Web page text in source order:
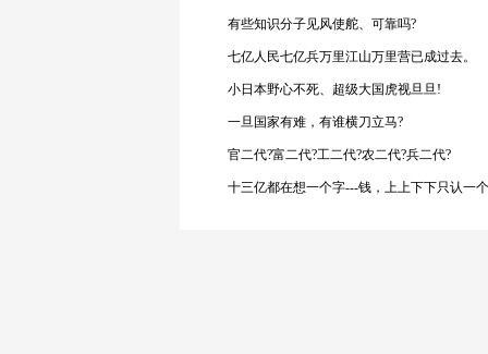
有些知识分子见风使舵、可靠吗?
七亿人民七亿兵万里江山万里营已成过去。
小日本野心不死、超级大国虎视旦旦!
一旦国家有难，有谁横刀立马?
官二代?富二代?工二代?农二代?兵二代?
十三亿都在想一个字---钱，上上下下只认一